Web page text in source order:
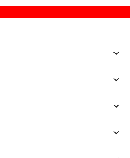
keyboard_arrow_down
keyboard_arrow_down
keyboard_arrow_down
keyboard_arrow_down